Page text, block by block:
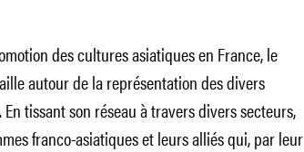
des cultures asiatiques en France, le
autour de la représentation des divers
tissant son réseau à travers divers secteurs,
franco-asiatiques et leurs alliés qui, par leur